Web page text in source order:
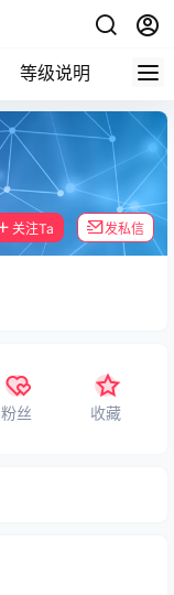
等级说明 关于本
关注Ta 发私信
粉丝 收藏